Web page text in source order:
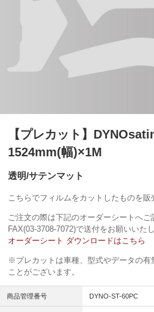
【プレカット】
1524mm(幅)×1M
透明/サテンマット
こちらでフィルムをカットしたものを販
ご注文の際は下記のオーダーシートへ
FAX(03-3708-7072)で送付をお願いいたし
オーダーシート ダウンロードはこちら
※プレカットは車種、型式やデータの有
ことがございます。
商品管理番号 DYNO-ST-60PC